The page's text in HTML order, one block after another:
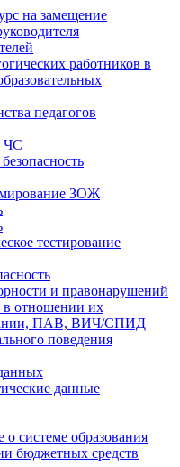
на замещение
работников в
педагогов
ЧС
ЗОЖ
тестирование
и правонарушений
в отношении их
ПАВ, ВИЧ/СПИД
поведения
данные
системе образования
бюджетных средств